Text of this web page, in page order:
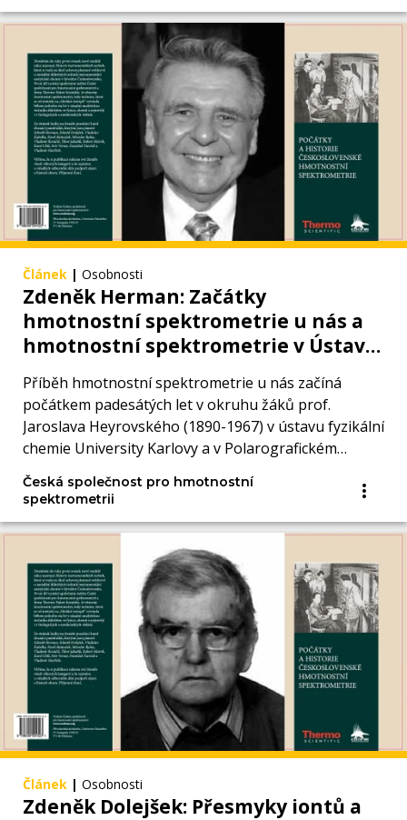
Článek | Osobnosti
Zdeněk Herman: Začátky
hmotnostní spektrometrie u nás a
hmotnostní spektrometrie v Ústavu
fyzikální chemie Akademie věd
Příběh hmotnostní spektrometrie u nás začíná
počátkem padesátých let v okruhu žáků prof.
Jaroslava Heyrovského (1890-1967) v ústavu fyzikální
chemie University Karlovy a v Polarografickém
ústavu.
Česká společnost pro hmotnostní
spektrometrii
Článek | Osobnosti
Zdeněk Dolejšek: Přesmyky iontů a